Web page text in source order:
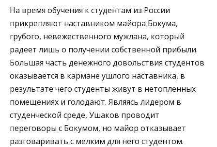
На время обучения к студентам из России
прикрепляют наставником майора Бокума,
грубого, невежественного мужлана, который
радеет лишь о получении собственной прибыли.
Большая часть денежного довольствия студентов
оказывается в кармане ушлого наставника, в
результате чего студенты живут в нетопленных
помещениях и голодают. Являясь лидером в
студенческой среде, Ушаков проводит
переговоры с Бокумом, но майор отказывает
разговаривать с мелким для него студентом.